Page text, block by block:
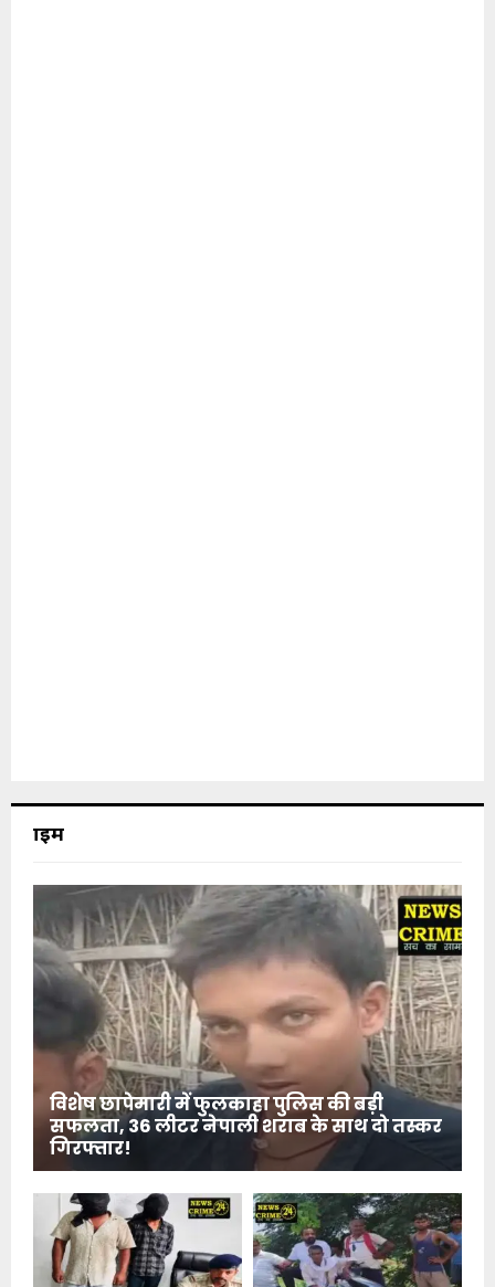
क्राइम
विशेष छापेमारी में फुलकाहा पुलिस की बड़ी
सफलता, 36 लीटर नेपाली शराब के साथ दो तस्कर
गिरफ्तार!